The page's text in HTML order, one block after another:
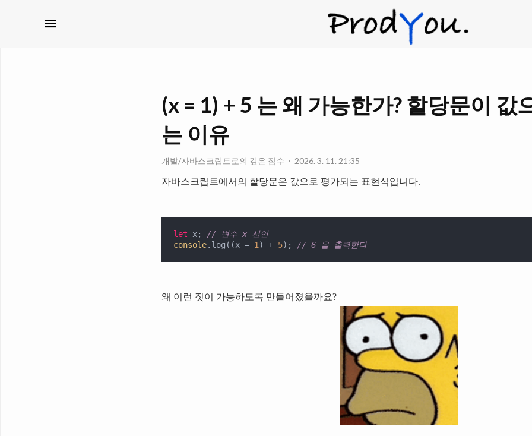
ProdYou
(x = 1) + 5 는 왜 가능한가? 할당문이 값
는 이유
개발/자바스크립트로의 깊은 잠수 2026. 3. 11. 21:35
자바스크립트에서의 할당문은 값으로 평가되는 표현식입니다.
let x; // 변수 x 선언
console.log((x = 1 ) + 5); // 6 을 출력한다
왜 이런 짓이 가능하도록 만들어졌을까요?